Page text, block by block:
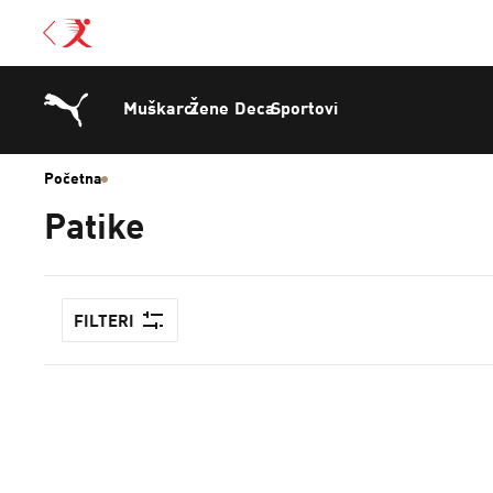
MuškarciŽene DecaSportovi
Početna
Patike
FILTERI